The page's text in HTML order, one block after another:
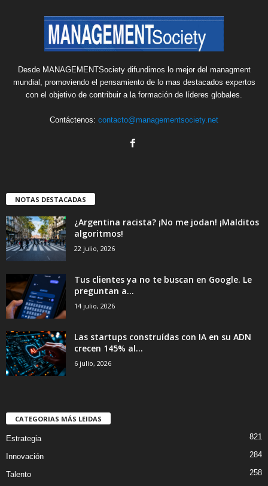
Desde MANAGEMENTSociety difundimos lo mejor del managment
mundial, promoviendo el pensamiento de lo mas destacados expertos
con el objetivo de contribuir a la formación de líderes globales.
Contáctenos: contacto@managementsociety.net
NOTAS DESTACADAS
¿Argentina racista? ¡No me jodan! ¡Malditos
algoritmos!
22 julio, 2026
Tus clientes ya no te buscan en Google. Le
preguntan a...
14 julio, 2026
Las startups construídas con IA en su ADN
crecen 145% al...
6 julio, 2026
CATEGORIAS MÁS LEIDAS
Estrategia 821
Innovación 284
Talento
258